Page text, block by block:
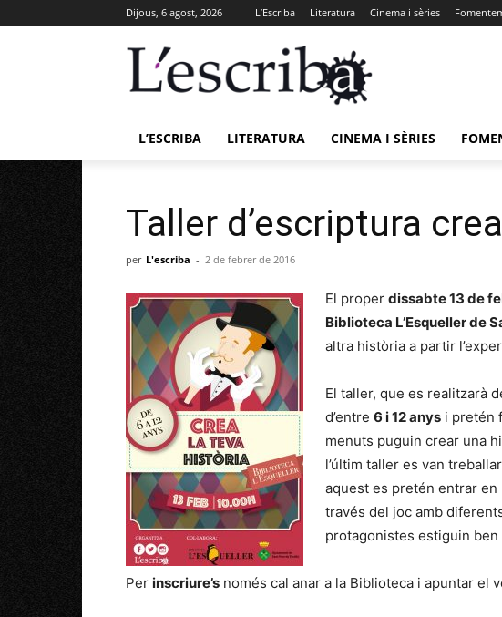
Dijous, 6 agost, 2026 L’Escriba Literatura Cinema i sèries
L’ESCRIBA LITERATURA CINEMA I SÈRIES
Taller d’escriptura
per L'escriba - 2 de febrer de 2016
El proper dissabte 13 de
Biblioteca L’Esqueller de
altra història a partir
El taller, que es realitzarà
d’entre 6 i 12 anys i pretén
menuts puguin crear una
l’últim taller es van
aquest es pretén entrar en
través del joc amb
protagonistes estiguin
Per inscriure’s només cal anar a la Biblioteca i apuntar el